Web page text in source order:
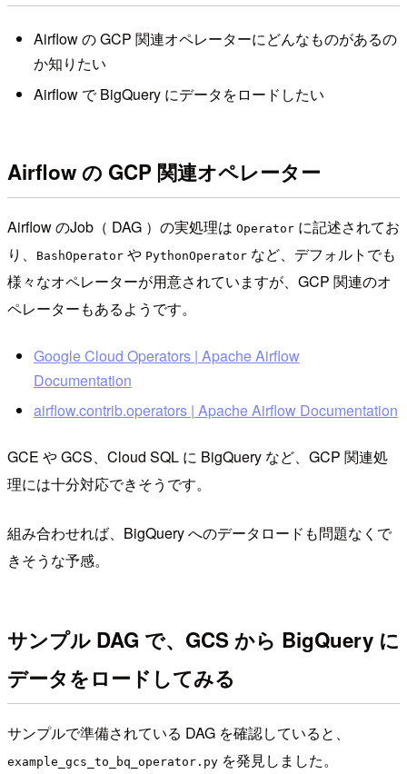
Airflow の GCP 関連オペレーターにどんなものがあるの
か知りたい
Airflow で BigQuery にデータをロードしたい
Airflow の GCP 関連オペレーター
Airflow のJob（ DAG ）の実処理は Operator に記述されてお
り、
BashOperator や PythonOperator など、デフォルトでも
様々なオペレーターが用意されていますが、GCP 関連のオ
ペレーターもあるようです。
Google Cloud Operators | Apache Airflow
Documentation
airflow.contrib.operators | Apache Airflow Documentation
GCE や GCS、Cloud SQL に BigQuery など、GCP 関連処
理には十分対応できそうです。
組み合わせれば、BigQuery へのデータロードも問題なくで
きそうな予感。
サンプル DAG で、GCS から BigQuery に
データをロードしてみる
サンプルで準備されている DAG を確認していると、
example_gcs_to_bq_operator.py を発見しました。